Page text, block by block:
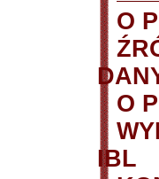
O
O
IBL